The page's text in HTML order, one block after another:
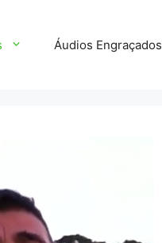
Áudios Engraçados